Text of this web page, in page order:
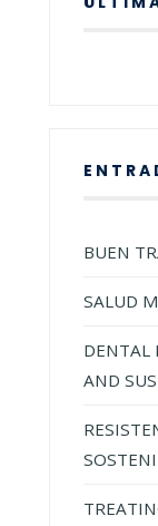
BUEN
SALUD
DENTAL
AND